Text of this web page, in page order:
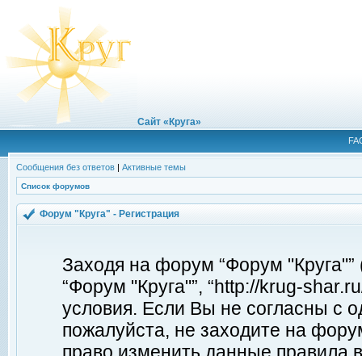
Сайт «Круга»
Сообщения без ответов | Активные темы
Список форумов
Форум "Круга" - Регистрация
Заходя на форум “Форум
“Форум "Круга"”, “http://krug-
условия. Если Вы не согласны с
пожалуйста, не заходите на